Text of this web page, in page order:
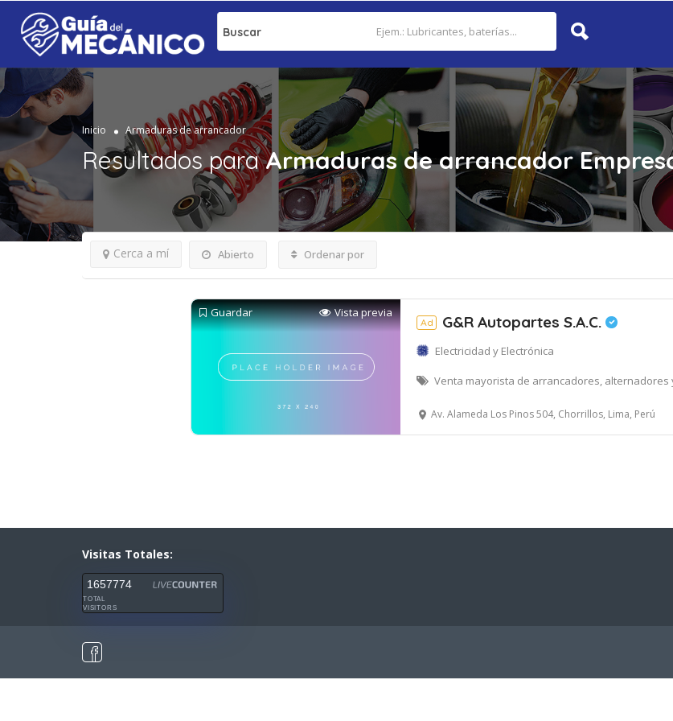
Buscar
Inicio Armaduras de arrancador
Resultados paraArmaduras de arrancador
Abierto
Cerca a mí Ordenar por
Guardar Vista previa
Ad G&R Autopartes S.A.C.
Electricidad y Electrónica
Venta mayorista de arrancadores, alternadores
Av. Alameda Los Pinos 504, Chorrillos, Lima, Perú
Visitas Totales:
1657774
TOTAL
VISITORS